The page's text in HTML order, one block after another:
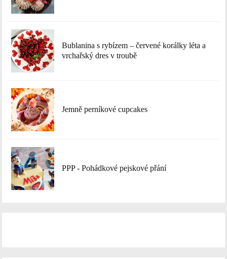
Bublanina s rybízem – červené korálky léta a
vrchařský dres v troubě
Jemně perníkové cupcakes
PPP - Pohádkové pejskové přání